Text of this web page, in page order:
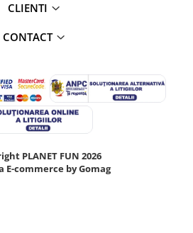
CLIENTI
CONTACT
PLANET FUN 2026
E-commerce by Gomag